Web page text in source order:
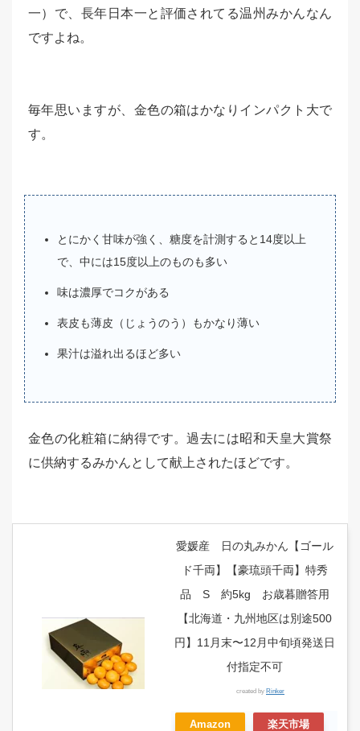
一）で、長年日本一と評価されてる温州みかんなん
ですよね。
毎年思いますが、金色の箱はかなりインパクト大で
す。
とにかく甘味が強く、糖度を計測すると14度以上
で、中には15度以上のものも多い
味は濃厚でコクがある
表皮も薄皮（じょうのう）もかなり薄い
果汁は溢れ出るほど多い
金色の化粧箱に納得です。過去には昭和天皇大賞祭
に供納するみかんとして献上されたほどです。
愛媛産 日の丸みかん【ゴール
ド千両】【豪琉頭千両】特秀
品 S 約5kg お歳暮贈答用
【北海道・九州地区は別途500
円】11月末〜12月中旬頃発送日
付指定不可
created by Rinker
Amazon 楽天市場